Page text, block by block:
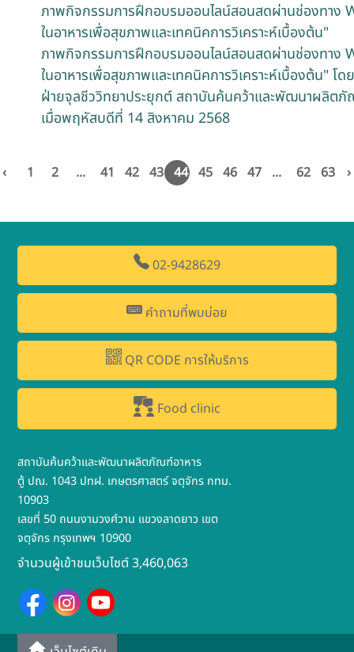
ภาพกิจกรรมการฝึกอบรมออนไลน์สอนสดผ่านช่องทาง
ในอาหารเพื่อสุขภาพและเทคนิคการวิเคราะห์เบื้องต้น"
ภาพกิจกรรมการฝึกอบรมออนไลน์สอนสดผ่านช่องทาง
ในอาหารเพื่อสุขภาพและเทคนิคการวิเคราะห์เบื้องต้น"
ฝ่ายจุลชีววิทยาประยุกต์ สถาบันค้นคว้าและพัฒนาผลิตภั
เมื่อพฤหัสบดีที่ 14 สิงหาคม 2568
‹ 1 2 ... 41 42 43 44 45 46 47 ... 62 63 ›
02-9428629
คำถามที่พบบ่อย
QR CODE การให้บริการ
Food clinic
สถาบันค้นคว้าและพัฒนาผลิตภัณฑ์อาหาร
ตู้ ปณ. 1043 ปทฝ. เกษตรศาสตร์ จตุจักร กทม.
10903
เลขที่ 50 ถนนงามวงศ์วาน แขวงลาดยาว เขต
จตุจักร กรุงเทพฯ 10900
จำนวนผู้เข้าชมเว็บไซต์ 3,460,063